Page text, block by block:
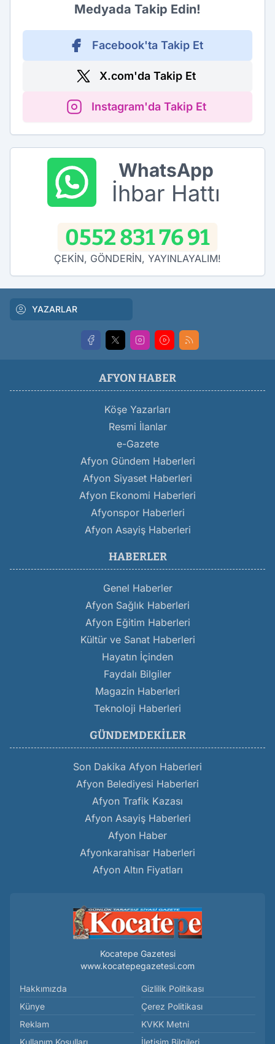
Medyada Takip Edin!
Facebook'ta Takip Et
X.com'da Takip Et
Instagram'da Takip Et
WhatsApp
İhbar Hattı
0552 831 76 91
ÇEKİN, GÖNDERİN, YAYINLAYALIM!
YAZARLAR
AFYON HABER
Köşe Yazarları
Resmi İlanlar
e-Gazete
Afyon Gündem Haberleri
Afyon Siyaset Haberleri
Afyon Ekonomi Haberleri
Afyonspor Haberleri
Afyon Asayiş Haberleri
HABERLER
Genel Haberler
Afyon Sağlık Haberleri
Afyon Eğitim Haberleri
Kültür ve Sanat Haberleri
Hayatın İçinden
Faydalı Bilgiler
Magazin Haberleri
Teknoloji Haberleri
GÜNDEMDEKILER
Son Dakika Afyon Haberleri
Afyon Belediyesi Haberleri
Afyon Trafik Kazası
Afyon Asayiş Haberleri
Afyon Haber
Afyonkarahisar Haberleri
Afyon Altın Fiyatları
Kocatepe Gazetesi
www.kocatepegazetesi.com
Hakkımızda
Künye
Reklam
Gizlilik Politikası
Çerez Politikası
KVKK Metni